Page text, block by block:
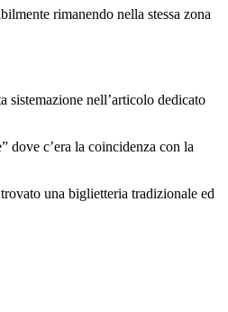
rimanendo nella stessa zona
sistemazione nell’articolo dedicato
dove c’era la coincidenza con la
una biglietteria tradizionale ed